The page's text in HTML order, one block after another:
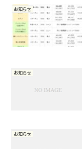
お知らせ
お知らせ
お知らせ